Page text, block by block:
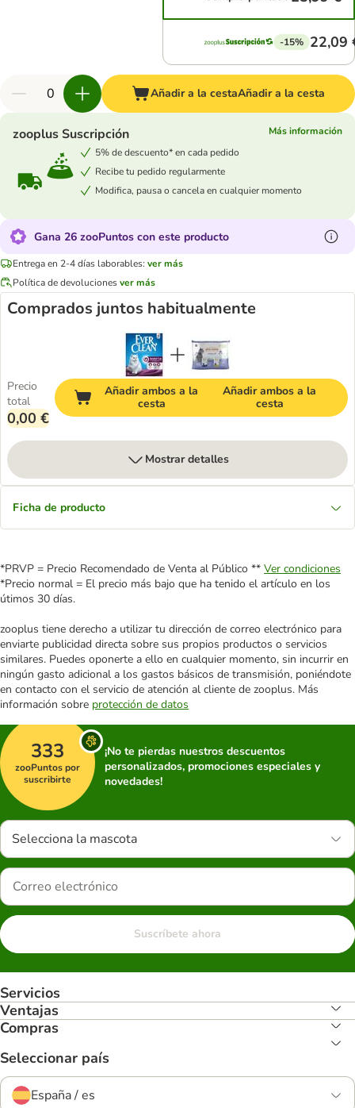
-15% 22,09
Añadir a la cestaAñadir a la cesta
zooplus Suscripción
Más información
5% de descuento* en cada pedido
Recibe tu pedido regularmente
Modifica, pausa o cancela en cualquier momento
Gana 26 zooPuntos con este producto
Entrega en 2-4 días laborables: ver más
Política de devolucionesver más
Comprados juntos habitualmente
Precio
total
0,00 €
Añadir ambos a la
cesta
Añadir ambos a la
cesta
Mostrar detalles
Ficha de producto
*PRVP = Precio Recomendado de Venta al Público ** Ver condiciones
*Precio normal = El precio más bajo que ha tenido el artículo en los
útimos 30 días.
zooplus tiene derecho a utilizar tu dirección de correo electrónico para
enviarte publicidad directa sobre sus propios productos o servicios
similares. Puedes oponerte a ello en cualquier momento, sin incurrir en
ningún gasto adicional a los gastos básicos de transmisión, poniéndote
en contacto con el servicio de atención al cliente de zooplus. Más
información sobre protección de datos
333
zooPuntos por
suscribirte
¡No te pierdas nuestros descuentos
personalizados, promociones especiales y
novedades!
Selecciona la mascota
Suscríbete ahora
Servicios
Ventajas
Compras
Seleccionar país
España / es